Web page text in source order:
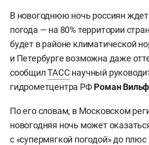
В новогоднюю ночь россиян
погода — на 80% территории
будет в районе климатической
и Петербурге возможна даже
сообщилТАСС научный
гидрометцентра РФРоман
По его словам, в Московском
новогодняя ночь может
с «супермягкой погодой» до плюс